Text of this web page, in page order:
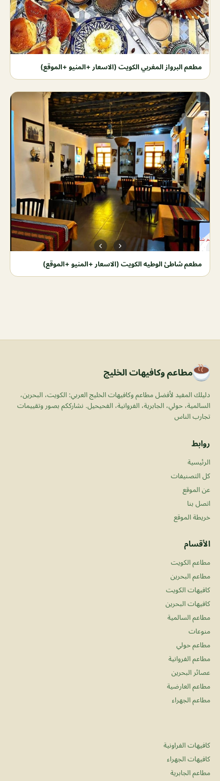
مطعم البرواز المغربي الكويت (الاسعار +المنيو +الموقع)
مطعم شاطئ الوطيه الكويت (الاسعار +المنيو +الموقع)
مطاعم وكافيهات الخليج
دليلك المفيد لأفضل مطاعم وكافيهات الخليج العربي: الكويت، البحرين،
السالمية، حولي، الجابرية، الفروانية، الفحيحيل. نشارككم بصور وتقييمات
تجارب الناس
روابط
الرئيسية
كل التصنيفات
عن الموقع
اتصل بنا
خريطة الموقع
الأقسام
مطاعم الكويت
مطاعم البحرين
كافيهات الكويت
كافيهات البحرين
مطاعم السالمية
منوعات
مطاعم حولي
مطاعم الفروانية
عصائر البحرين
مطاعم العارضية
مطاعم الجهراء
كافيهات الفراونية
كافيهات الجهراء
مطاعم الجابرية